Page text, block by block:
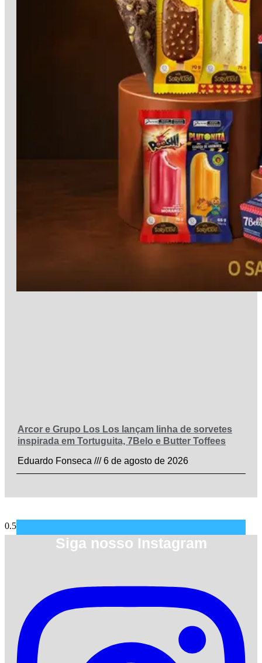
Arcor e Grupo Los Los lançam linha de sorvetes
inspirada em Tortuguita, 7Belo e Butter Toffees
Eduardo Fonseca
6 de agosto de 2026
Siga nosso Instagram